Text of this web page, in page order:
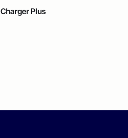
Charger Plus